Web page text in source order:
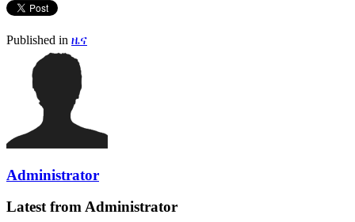
Published in ዜና
Administrator
Latest from Administrator